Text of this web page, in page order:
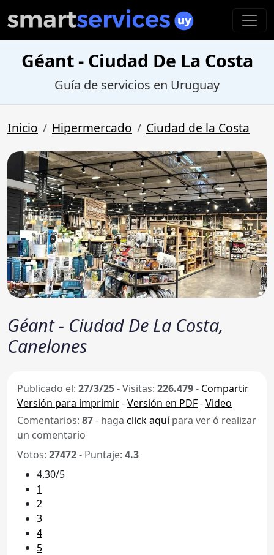
Géant - Ciudad De La Costa
Guía de servicios en Uruguay
Inicio Hipermercado Ciudad de la Costa
Géant - Ciudad De La Costa,
Canelones
Publicado el: 27/3/25-Visitas: 226.479- Compartir
Versión para imprimir-Versión en PDF-Video
Comentarios: 87- haga click aquípara ver ó realizar
un comentario
Votos: 27472- Puntaje: 4.3
4.30/5
1
2
3
4
5